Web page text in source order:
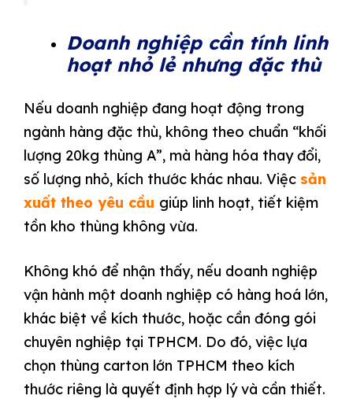
Doanh nghiệp cần tính linh
hoạt nhỏ lẻ nhưng đặc thù
Nếu doanh nghiệp đang hoạt động trong
ngành hàng đặc thù, không theo chuẩn “khối
lượng 20kg thùng A”, mà hàng hóa thay đổi,
số lượng nhỏ, kích thước khác nhau. Việc sản
xuất theo yêu cầu giúp linh hoạt, tiết kiệm
tồn kho thùng không vừa.
Không khó để nhận thấy, nếu doanh nghiệp
vận hành một doanh nghiệp có hàng hoá lớn,
khác biệt về kích thước, hoặc cần đóng gói
chuyên nghiệp tại TPHCM. Do đó, việc lựa
chọn thùng carton lớn TPHCM theo kích
thước riêng là quyết định hợp lý và cần thiết.